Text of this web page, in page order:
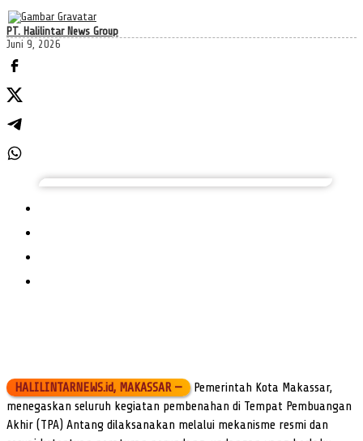
PT. Halilintar News Group
Juni 9, 2026
HALILINTARNEWS.id, MAKASSAR — Pemerintah Kota Makassar,
menegaskan seluruh kegiatan pembenahan di Tempat Pembuangan
Akhir (TPA) Antang dilaksanakan melalui mekanisme resmi dan